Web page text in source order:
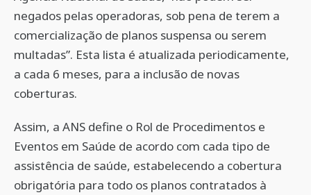
negados pelas operadoras, sob pena de terem a
comercialização de planos suspensa ou serem
multadas”. Esta lista é atualizada periodicamente,
a cada 6 meses, para a inclusão de novas
coberturas.
Assim, a ANS define o Rol de Procedimentos e
Eventos em Saúde de acordo com cada tipo de
assistência de saúde, estabelecendo a cobertura
obrigatória para todo os planos contratados à